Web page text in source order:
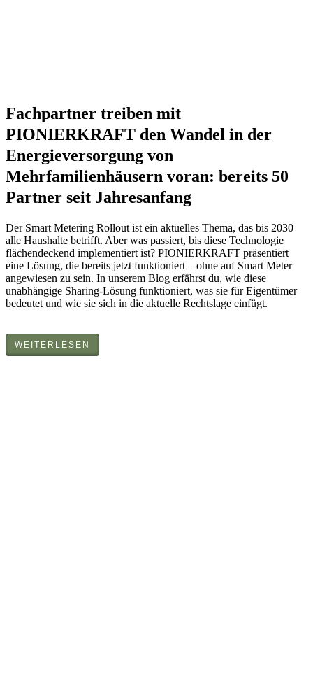
Fachpartner treiben mit
PIONIERKRAFT den Wandel in der
Energieversorgung von
Mehrfamilienhäusern voran: bereits 50
Partner seit Jahresanfang
Der Smart Metering Rollout ist ein aktuelles Thema, das bis 2030
alle Haushalte betrifft. Aber was passiert, bis diese Technologie
flächendeckend implementiert ist? PIONIERKRAFT präsentiert
eine Lösung, die bereits jetzt funktioniert – ohne auf Smart Meter
angewiesen zu sein. In unserem Blog erfährst du, wie diese
unabhängige Sharing-Lösung funktioniert, was sie für Eigentümer
bedeutet und wie sie sich in die aktuelle Rechtslage einfügt.
WEITERLESEN